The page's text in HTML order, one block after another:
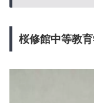
桜修館中等教